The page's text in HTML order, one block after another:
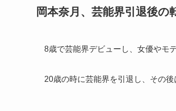
岡本奈月、芸能界引退後の
8歳で芸能界デビューし、女優やモ
20歳の時に芸能界を引退し、その